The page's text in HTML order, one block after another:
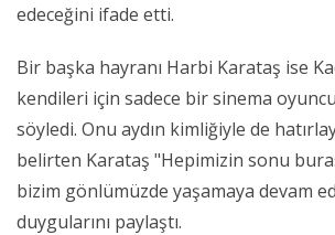
edeceğini ifade etti.
Bir başka hayranı Harbi Karataş ise
kendileri için sadece bir sinema
söyledi. Onu aydın kimliğiyle de
belirten Karataş "Hepimizin sonu
bizim gönlümüzde yaşamaya devam
duygularını paylaştı.